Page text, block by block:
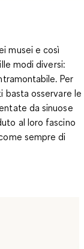
musei e così
modi diversi:
Per
osservare le
da sinuose
al loro fascino
sempre di